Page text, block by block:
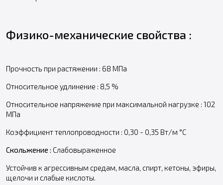
Физико-механические свойства :
Прочность при растяжении : 68 МПа
Относительное удлинение : 8,5 %
Относительное напряжение при максимальной нагрузке : 102
МПа
Коэффициент теплопроводности : 0,30 - 0,35 Вт/м °C
Скольжение : Слабовыраженное
Устойчив к агрессивным средам, масла, спирт, кетоны, эфиры,
щелочи и слабые кислоты.